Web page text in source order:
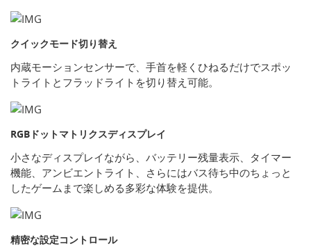
クイックモード切り替え
内蔵モーションセンサーで、手首を軽くひねるだけでスポッ
トライトとフラッドライトを切り替え可能。
RGBドットマトリクスディスプレイ
小さなディスプレイながら、バッテリー残量表示、タイマー
機能、アンビエントライト、さらにはバス待ち中のちょっと
したゲームまで楽しめる多彩な体験を提供。
精密な設定コントロール